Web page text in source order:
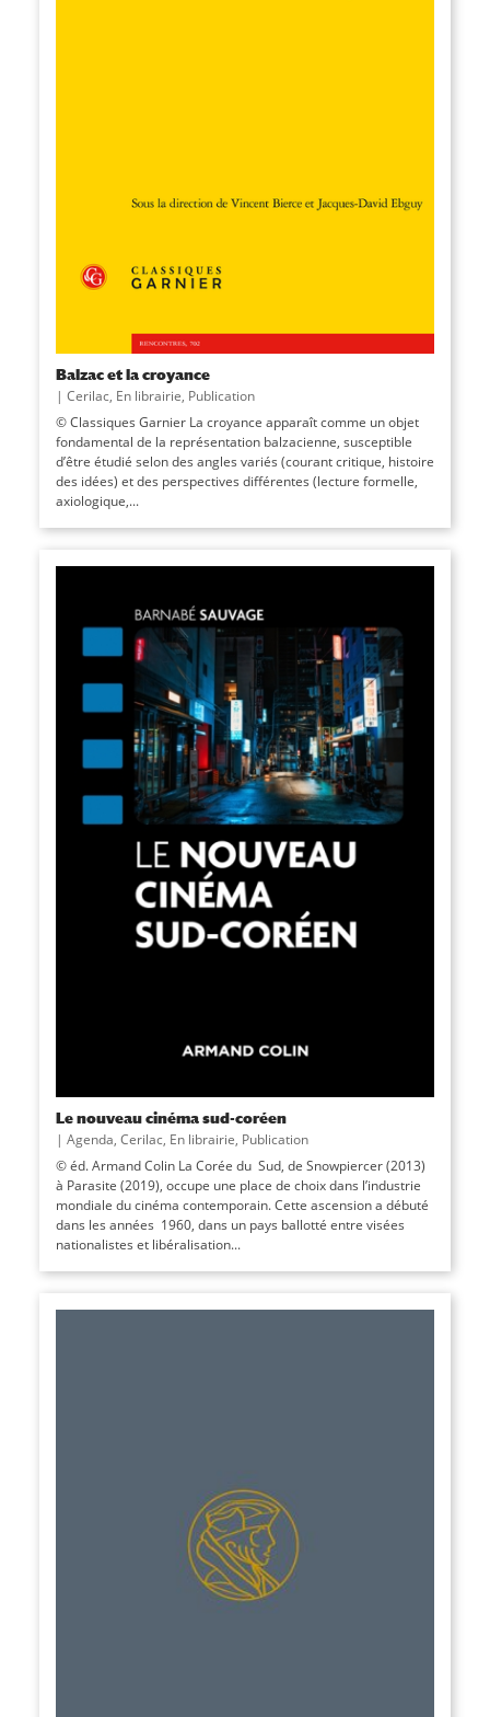
Balzac et la croyance
| Cerilac, En librairie, Publication
© Classiques Garnier La croyance apparaît comme un objet
fondamental de la représentation balzacienne, susceptible
d’être étudié selon des angles variés (courant critique, histoire
des idées) et des perspectives différentes (lecture formelle,
axiologique,...
Le nouveau cinéma sud-coréen
| Agenda, Cerilac, En librairie, Publication
© éd. Armand Colin La Corée du Sud, de Snowpiercer (2013)
à Parasite (2019), occupe une place de choix dans l’industrie
mondiale du cinéma contemporain. Cette ascension a débuté
dans les années 1960, dans un pays ballotté entre visées
nationalistes et libéralisation...